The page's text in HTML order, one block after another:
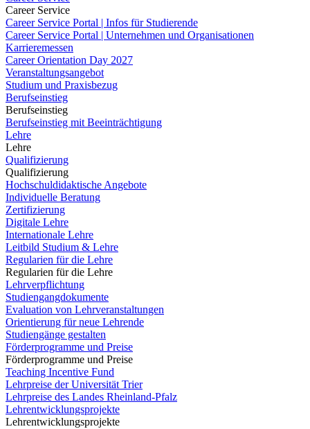
Career Service
Career Service Portal | Infos für Studierende
Career Service Portal | Unternehmen und Organisationen
Karrieremessen
Career Orientation Day 2027
Veranstaltungsangebot
Studium und Praxisbezug
Berufseinstieg
Berufseinstieg
Berufseinstieg mit Beeinträchtigung
Lehre
Lehre
Qualifizierung
Qualifizierung
Hochschuldidaktische Angebote
Individuelle Beratung
Zertifizierung
Digitale Lehre
Internationale Lehre
Leitbild Studium & Lehre
Regularien für die Lehre
Regularien für die Lehre
Lehrverpflichtung
Studiengangdokumente
Evaluation von Lehrveranstaltungen
Orientierung für neue Lehrende
Studiengänge gestalten
Förderprogramme und Preise
Förderprogramme und Preise
Teaching Incentive Fund
Lehrpreise der Universität Trier
Lehrpreise des Landes Rheinland-Pfalz
Lehrentwicklungsprojekte
Lehrentwicklungsprojekte